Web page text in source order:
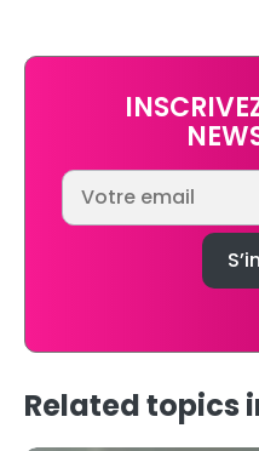
Related topics